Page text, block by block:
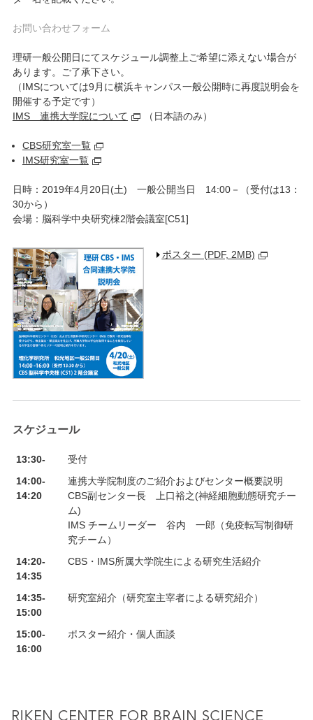
お問い合わせフォーム
理研一般公開日にてスケジュール調整上ご希望に添えない場合が
あります。ご了承下さい。
（IMSについては9月に横浜キャンパス一般公開時に再度説明会を
開催する予定です）
IMS 連携大学院について
（日本語のみ）
CBS研究室一覧
IMS研究室一覧
日時：2019年4月20日(土) 一般公開当日 14:00－（受付は13：
30から）
会場：脳科学中央研究棟2階会議室[C51]
ポスター (PDF, 2MB)
スケジュール
13:30-
受付
14:00-
14:20
連携大学院制度のご紹介およびセンター概要説明
CBS副センター長 上口裕之(神経細胞動態研究チー
ム)
IMS チームリーダー 谷内 一郎（免疫転写制御研
究チーム）
14:20-
14:35
CBS・IMS所属大学院生による研究生活紹介
14:35-
15:00
研究室紹介（研究室主宰者による研究紹介）
15:00-
16:00
ポスター紹介・個人面談